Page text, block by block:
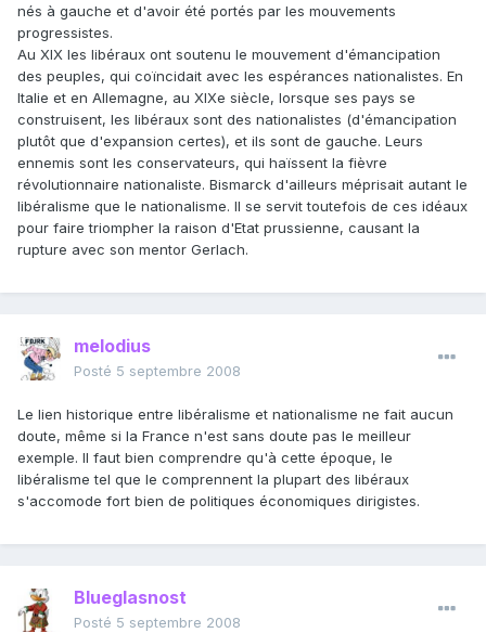
nés à gauche et d'avoir été portés par les mouvements
progressistes.
Au XIX les libéraux ont soutenu le mouvement d'émancipation
des peuples, qui coïncidait avec les espérances nationalistes. En
Italie et en Allemagne, au XIXe siècle, lorsque ses pays se
construisent, les libéraux sont des nationalistes (d'émancipation
plutôt que d'expansion certes), et ils sont de gauche. Leurs
ennemis sont les conservateurs, qui haïssent la fièvre
révolutionnaire nationaliste. Bismarck d'ailleurs méprisait autant le
libéralisme que le nationalisme. Il se servit toutefois de ces idéaux
pour faire triompher la raison d'Etat prussienne, causant la
rupture avec son mentor Gerlach.
melodius
Posté 5 septembre 2008
Le lien historique entre libéralisme et nationalisme ne fait aucun
doute, même si la France n'est sans doute pas le meilleur
exemple. Il faut bien comprendre qu'à cette époque, le
libéralisme tel que le comprennent la plupart des libéraux
s'accomode fort bien de politiques économiques dirigistes.
Blueglasnost
Posté 5 septembre 2008